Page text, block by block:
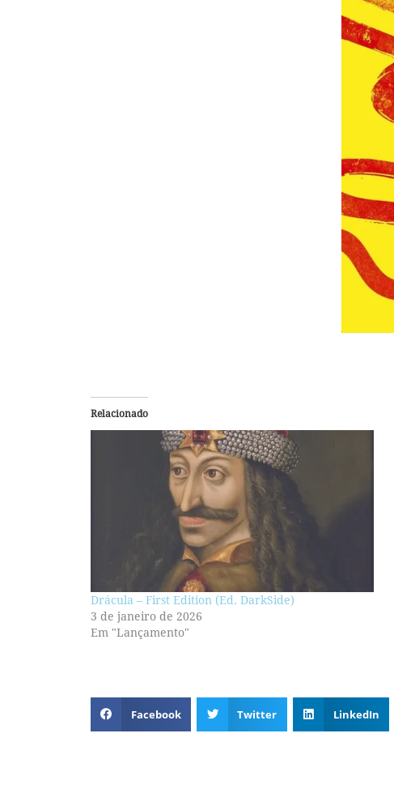
Relacionado
Drácula – First Edition (Ed. DarkSide)
3 de janeiro de 2026
Em "Lançamento"
Facebook Twitter LinkedIn